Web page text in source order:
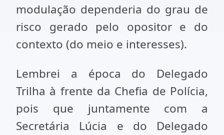
modulação dependeria do grau de
risco gerado pelo opositor e do
contexto (do meio e interesses).
Lembrei a época do Delegado
Trilha à frente da Chefia de Polícia,
pois que juntamente com a
Secretária Lúcia e do Delegado